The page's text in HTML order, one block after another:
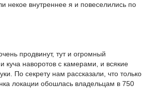
некое внутреннее я и повеселились по
продвинут, тут и огромный
куча наворотов с камерами, и всякие
По секрету нам рассказали, что только
локации обошлась владельцам в 750